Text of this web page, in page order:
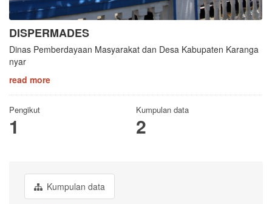
DISPERMADES
Dinas Pemberdayaan Masyarakat dan Desa Kabupaten Karanga
nyar
read more
Pengikut
1
Kumpulan data
2
Kumpulan data